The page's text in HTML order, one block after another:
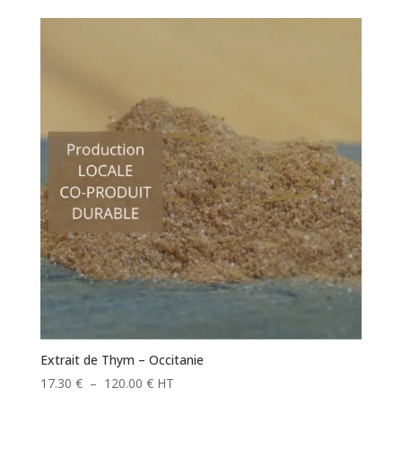
Extrait de Thym – Occitanie
17.30 € – 120.00 €Plage
HT